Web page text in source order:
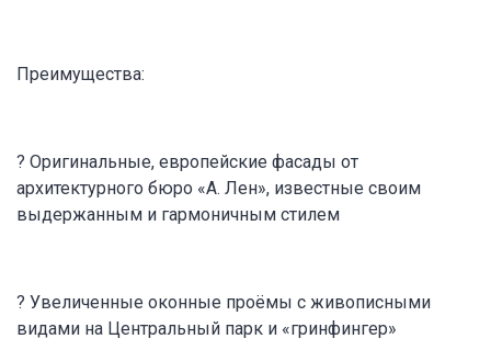
Преимущества:
? Оригинальные, европейские фасады от
архитектурного бюро «А. Лен», известные своим
выдержанным и гармоничным стилем
? Увеличенные оконные проёмы с живописными
видами на Центральный парк и «гринфингер»